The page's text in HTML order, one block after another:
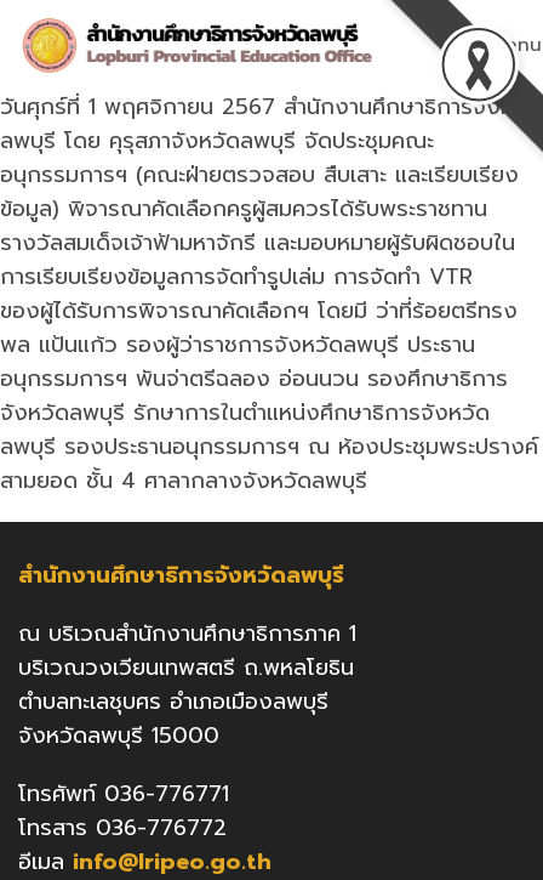
content
Menu
วันศุกร์ที่ 1 พฤศจิกายน 2567 สำนักงานศึกษาธิการจังหวัด
ลพบุรี โดย คุรุสภาจังหวัดลพบุรี จัดประชุมคณะ
อนุกรรมการฯ (คณะฝ่ายตรวจสอบ สืบเสาะ และเรียบเรียง
ข้อมูล) พิจารณาคัดเลือกครูผู้สมควรได้รับพระราชทาน
รางวัลสมเด็จเจ้าฟ้ามหาจักรี และมอบหมายผู้รับผิดชอบใน
การเรียบเรียงข้อมูลการจัดทำรูปเล่ม การจัดทำ VTR
ของผู้ได้รับการพิจารณาคัดเลือกฯ โดยมี ว่าที่ร้อยตรีทรง
พล แป้นแก้ว รองผู้ว่าราชการจังหวัดลพบุรี ประธาน
อนุกรรมการฯ พันจ่าตรีฉลอง อ่อนนวน รองศึกษาธิการ
จังหวัดลพบุรี รักษาการในตำแหน่งศึกษาธิการจังหวัด
ลพบุรี รองประธานอนุกรรมการฯ ณ ห้องประชุมพระปรางค์
สามยอด ชั้น 4 ศาลากลางจังหวัดลพบุรี
สำนักงานศึกษาธิการจังหวัดลพบุรี
ณ บริเวณสำนักงานศึกษาธิการภาค 1
บริเวณวงเวียนเทพสตรี ถ.พหลโยธิน
ตำบลทะเลชุบศร อำเภอเมืองลพบุรี
จังหวัดลพบุรี 15000
โทรศัพท์ 036-776771
โทรสาร 036-776772
อีเมล info@lripeo.go.th